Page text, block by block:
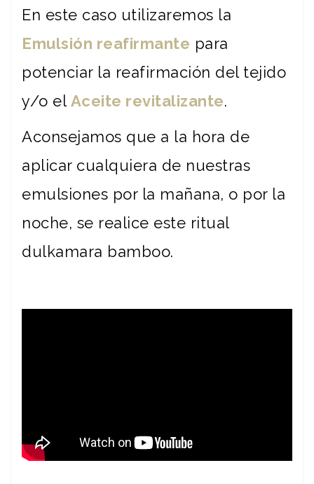
En este caso utilizaremos la
Emulsión reafirmante para
potenciar la reafirmación del tejido
y/o el Aceite revitalizante.
Aconsejamos que a la hora de
aplicar cualquiera de nuestras
emulsiones por la mañana, o por la
noche, se realice este ritual
dulkamara bamboo.